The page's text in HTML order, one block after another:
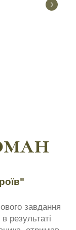
завдання
результаті